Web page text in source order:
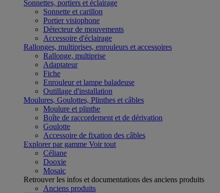
Sonnettes, portiers et éclairage
Sonnette et carillon
Portier visiophone
Détecteur de mouvements
Accessoire d'éclairage
Rallonges, multiprises, enrouleurs et accessoires
Rallonge, multiprise
Adaptateur
Fiche
Enrouleur et lampe baladeuse
Outillage d'installation
Moulures, Goulottes, Plinthes et câbles
Moulure et plinthe
Boîte de raccordement et de dérivation
Goulotte
Accessoire de fixation des câbles
Explorer par gamme Voir tout
Céliane
Dooxie
Mosaic
Retrouver les infos et documentations des anciens produits
Anciens produits